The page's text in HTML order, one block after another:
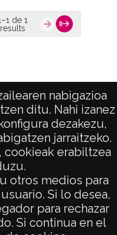
nabigazioa
ditu. Nahi izanez
dezakezu,
jarraitzeko.
cookieak erabiltzea
otros medios para
Si lo desea,
para rechazar
Si continua en el
de 1
results
de 1
results